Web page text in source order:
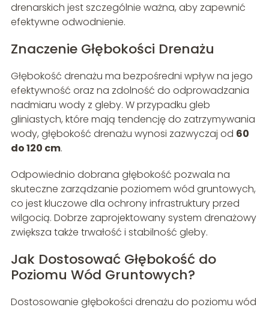
drenarskich jest szczególnie ważna, aby zapewnić
efektywne odwodnienie.
Znaczenie Głębokości Drenażu
Głębokość drenażu ma bezpośredni wpływ na jego
efektywność oraz na zdolność do odprowadzania
nadmiaru wody z gleby. W przypadku gleb
gliniastych, które mają tendencję do zatrzymywania
wody, głębokość drenażu wynosi zazwyczaj od 60
do 120 cm.
Odpowiednio dobrana głębokość pozwala na
skuteczne zarządzanie poziomem wód gruntowych,
co jest kluczowe dla ochrony infrastruktury przed
wilgocią. Dobrze zaprojektowany system drenażowy
zwiększa także trwałość i stabilność gleby.
Jak Dostosować Głębokość do
Poziomu Wód Gruntowych?
Dostosowanie głębokości drenażu do poziomu wód